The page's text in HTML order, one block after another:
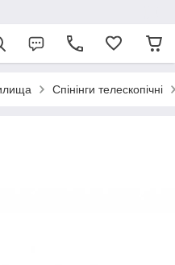
Спінінги телескопічні